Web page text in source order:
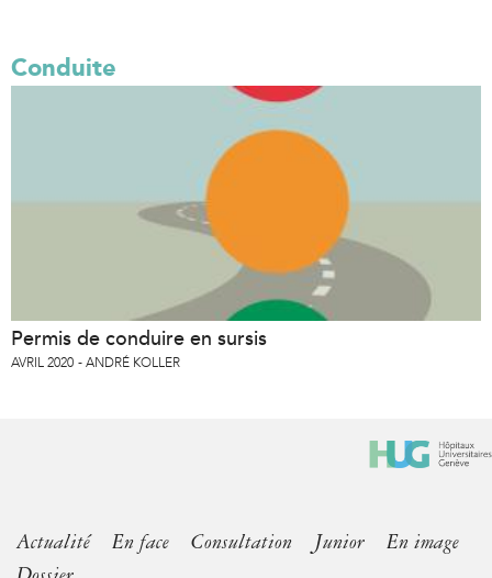
Conduite
Permis de conduire en sursis
AVRIL 2020 ANDRÉ KOLLER
Actualité En face Consultation Junior
En image